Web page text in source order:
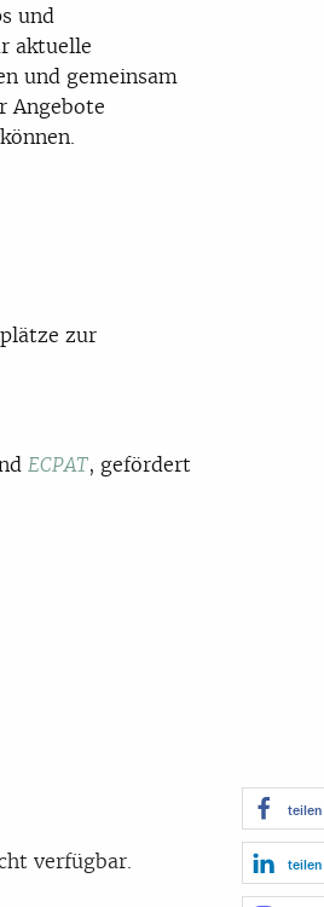
und
aktuelle
und gemeinsam
Angebote
zur
ECPAT, gefördert
verfügbar.
teilen
teilen